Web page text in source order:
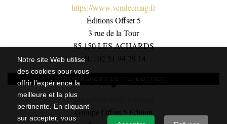
Notre site Web utilise
des cookies pour vous
offrir l’expérience la
meilleure et la plus
pertinente. En cliquant
sur accepter, vous
https://www.vendeemag.fr
Éditions Offset 5
3 rue de la Tour
85 150 LES ACHARDS
tél. : 02 51 94 79 14
GROUPE OFFSET 5 ÉDITION
https://www.offset5.com
Groupe Offset 5 Édition